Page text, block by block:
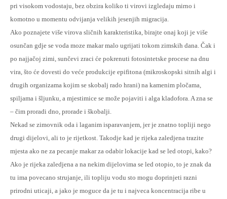
pri visokom vodostaju, bez obzira koliko ti virovi izgledaju mirno i
komotno u momentu odvijanja velikih jesenjih migracija.
Ako poznajete više virova sličnih karakteristika, birajte onaj koji je više
osunčan gdje se voda moze makar malo ugrijati tokom zimskih dana. Čak i
po najjačoj zimi, sunčevi zraci će pokrenuti fotosintetske procese na dnu
vira, što će dovesti do veće produkcije epifitona (mikroskopski sitnih algi i
drugih organizama kojim se skobalj rado hrani) na kamenim pločama,
spiljama i šljunku, a mjestimice se može pojaviti i alga kladofora. A zna se
– čim proradi dno, prorade i škobalji.
Nekad se zimovnik oda i laganim isparavanjem, jer je znatno topliji nego
drugi dijelovi, ali to je rijetkost. Takodje kad je rijeka zaledjena trazite
mjesta ako ne za pecanje makar za odabir lokacije kad se led otopi, kako?
Ako je rijeka zaledjena a na nekim dijelovima se led otopio, to je znak da
tu ima povecano strujanje, ili topliju vodu sto mogu doprinjeti razni
prirodni uticaji, a jako je moguce da je tu i najveca koncentracija ribe u